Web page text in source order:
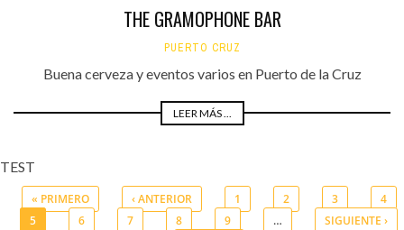
THE GRAMOPHONE BAR
PUERTO CRUZ
Buena cerveza y eventos varios en Puerto de la Cruz
LEER MÁS ...
TEST
« PRIMERO ‹ ANTERIOR 1 2 3
4
5
6 7 8 9 … SIGUIENTE ›